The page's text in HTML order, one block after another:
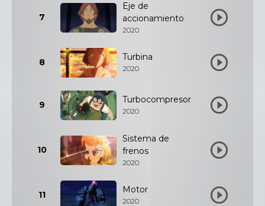
7
Eje de
accionamiento
2020
8 Turbina
2020
9 Turbocompresor
2020
10
Sistema de
frenos
2020
11 Motor
2020